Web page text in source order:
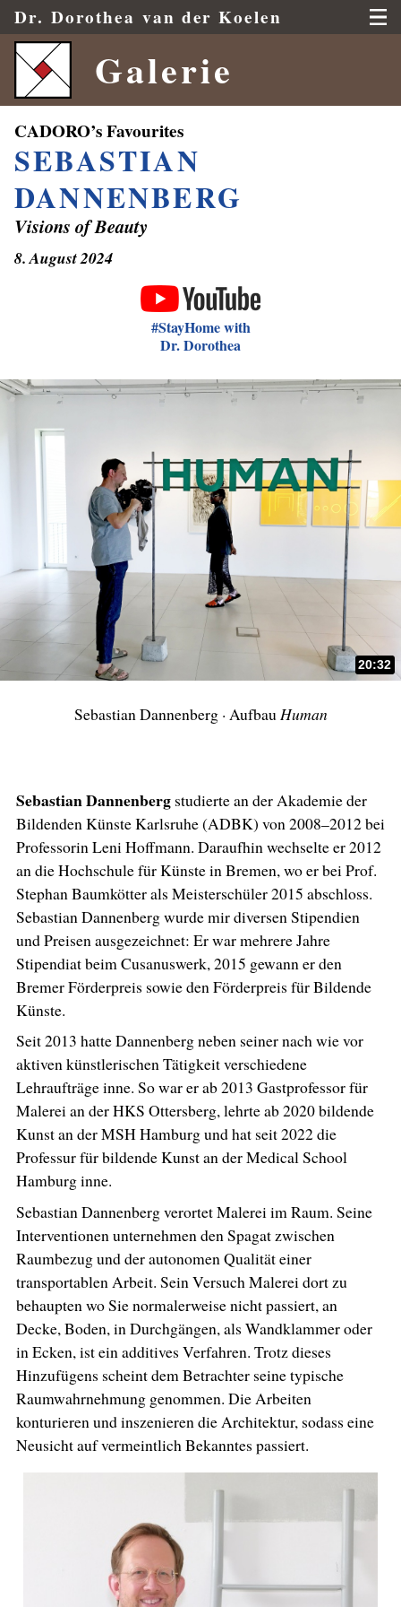
SEBASTIAN
DANNENBERG
Visions of Beauty
8. August 2024
#StayHome with
Dr. Dorothea
20:32
Sebastian Dannenberg · Aufbau Human
Sebastian Dannenbergstudierte an der Akademie der
Bildenden Künste Karlsruhe (ADBK) von 2008–2012 bei
Professorin Leni Hoffmann. Daraufhin wechselte er 2012
an die Hochschule für Künste in Bremen, wo er bei Prof.
Stephan Baumkötter als Meisterschüler 2015 abschloss.
Sebastian Dannenberg wurde mir diversen Stipendien
und Preisen ausgezeichnet: Er war mehrere Jahre
Stipendiat beim Cusanuswerk, 2015 gewann er den
Bremer Förderpreis sowie den Förderpreis für Bildende
Künste.
Seit 2013 hatte Dannenberg neben seiner nach wie vor
aktiven künstlerischen Tätigkeit verschiedene
Lehraufträge inne. So war er ab 2013 Gastprofessor für
Malerei an der HKS Ottersberg, lehrte ab 2020 bildende
Kunst an der MSH Hamburg und hat seit 2022 die
Professur für bildende Kunst an der Medical School
Hamburg inne.
Sebastian Dannenberg verortet Malerei im Raum. Seine
Interventionen unternehmen den Spagat zwischen
Raumbezug und der autonomen Qualität einer
transportablen Arbeit. Sein Versuch Malerei dort zu
behaupten wo Sie normalerweise nicht passiert, an
Decke, Boden, in Durchgängen, als Wandklammer oder
in Ecken, ist ein additives Verfahren. Trotz dieses
Hinzufügens scheint dem Betrachter seine typische
Raumwahrnehmung genommen. Die Arbeiten
konturieren und inszenieren die Architektur, sodass eine
Neusicht auf vermeintlich Bekanntes passiert.
Dr. Dorothea van der Koelen
Galerie